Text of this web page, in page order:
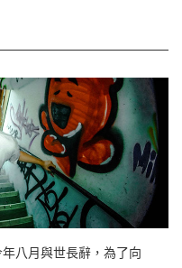
八月與世長辭，為了向